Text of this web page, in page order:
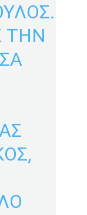
ΤΗΝ